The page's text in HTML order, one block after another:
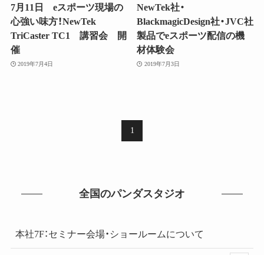
7月11日 eスポーツ現場の
心強い味方！NewTek
TriCaster TC1 講習会 開
催
2019年7月4日
NewTek社・
BlackmagicDesign社・JVC社
製品でeスポーツ配信の機
材体験会
2019年7月3日
1
全国のパンダスタジオ
本社7F：セミナー会場・ショールームについて